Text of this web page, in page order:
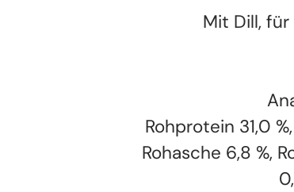
Mit Dill,
Rohprotein 31,0
Rohasche 6,8 %,